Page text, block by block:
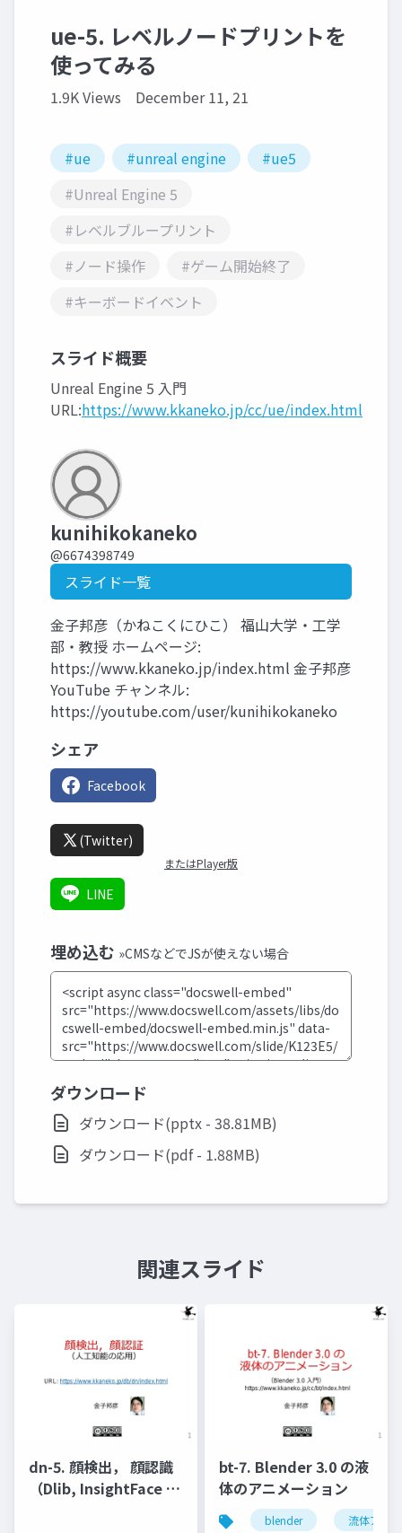
ue-5. レベルノードプリントを
使ってみる
1.9K Views December 11, 21
#ue #unreal engine
#ue5
#Unreal Engine 5
#レベルブループリント
#ノード操作
#ゲーム開始終了
#キーボードイベント
スライド概要
Unreal Engine 5 入門
URL:https://www.kkaneko.jp/cc/ue/index.html
kunihikokaneko
@6674398749
スライド一覧
金子邦彦（かねこくにひこ） 福山大学・工学
部・教授 ホームページ:
https://www.kkaneko.jp/index.html 金子邦彦
YouTube チャンネル:
https://youtube.com/user/kunihikokaneko
シェア
Facebook
(Twitter)
またはPlayer版
LINE
埋め込む »CMSなどでJSが使えない場合
ダウンロード
ダウンロード(pptx - 38.81MB)
ダウンロード(pdf - 1.88MB)
関連スライド
dn-5. 顔検出， 顔認識
（Dlib, InsightFace を
bt-7. Blender 3.0 の液
体のアニメーション
blender 流体アニ